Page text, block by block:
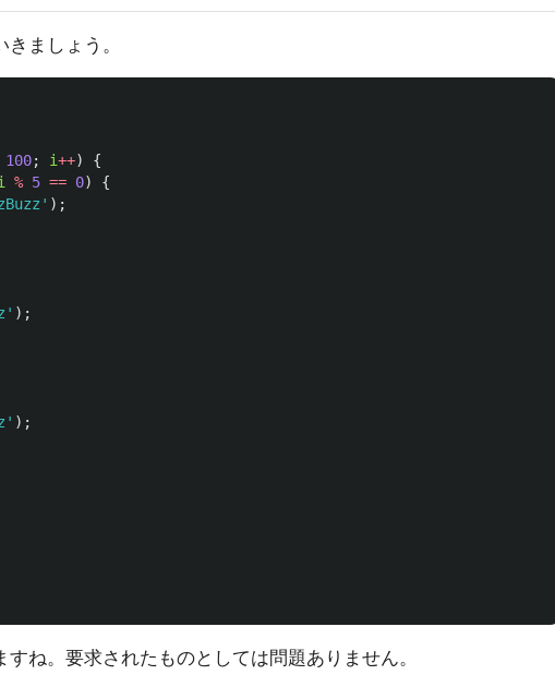
ましょう。
100; i++)
{
% 5 == 0)
{
' );
' );
' );
ね。要求されたものとしては問題ありません。